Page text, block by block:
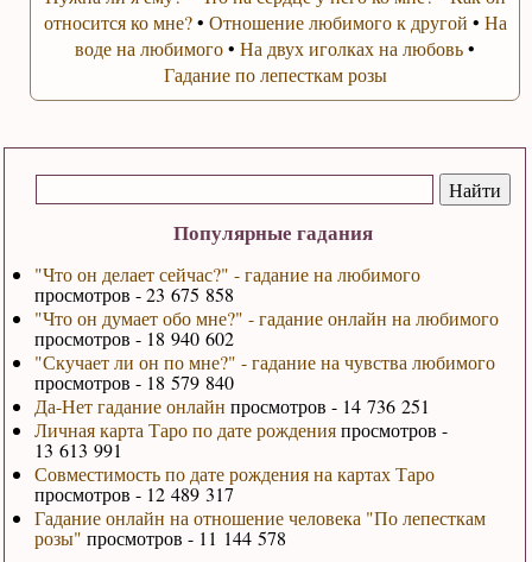
Популярные гадания
"Что он делает сейчас?" - гадание на любимого
просмотров - 23 675 858
"Что он думает обо мне?" - гадание онлайн на любимого
просмотров - 18 940 602
"Скучает ли он по мне?" - гадание на чувства любимого
просмотров - 18 579 840
Да-Нет гадание онлайн просмотров - 14 736 251
Личная карта Таро по дате рожденияпросмотров -
13 613 991
Совместимость по дате рождения на картах Таро
просмотров - 12 489 317
Гадание онлайн на отношение человека "По лепесткам
розы" просмотров - 11 144 578
относится ко мне?• Отношение любимого к другой • На
воде на любимого•На двух иголках на любовь•
Гадание по лепесткам розы